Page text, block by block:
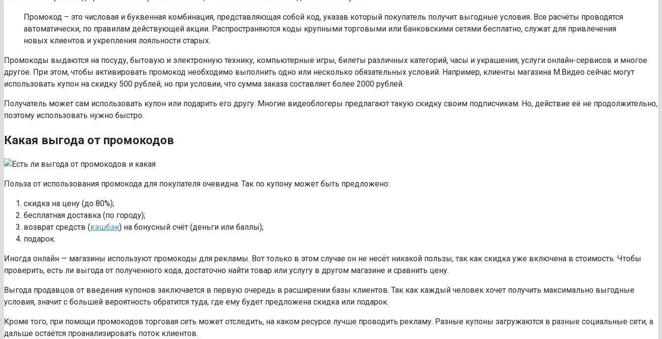
Промокод – это числовая и буквенная комбинация, представляющая собой код, указав который покупатель получит выгодные условия. Все расчёты проводятся
автоматически, по правилам действующей акции. Распространяются коды крупными торговыми или банковскими сетями бесплатно, служат для привлечения
новых клиентов и укрепления лояльности старых.
Промокоды выдаются на посуду, бытовую и электронную технику, компьютерные игры, билеты различных категорий, часы и украшения, услуги онлайн-сервисов и многое
другое. При этом, чтобы активировать промокод необходимо выполнить одно или несколько обязательных условий. Например, клиенты магазина М.Видео сейчас могут
использовать купон на скидку 500 рублей, но при условии, что сумма заказа составляет более 2000 рублей.
Получатель может сам использовать купон или подарить его другу. Многие видеоблогеры предлагают такую скидку своим подписчикам. Но, действие её не продолжительно,
поэтому использовать нужно быстро.
Какая выгода от промокодов
Польза от использования промокода для покупателя очевидна. Так по купону может быть предложено:
скидка на цену (до 80%);
бесплатная доставка (по городу);
возврат средств (кэшбэк) на бонусный счёт (деньги или баллы);
подарок.
Иногда онлайн — магазины используют промокоды для рекламы. Вот только в этом случае он не несёт никакой пользы, так как скидка уже включена в стоимость. Чтобы
проверить, есть ли выгода от полученного кода, достаточно найти товар или услугу в другом магазине и сравнить цену.
Выгода продавцов от введения купонов заключается в первую очередь в расширении базы клиентов. Так как каждый человек хочет получить максимально выгодные
условия, значит с большей вероятность обратится туда, где ему будет предложена скидка или подарок.
Кроме того, при помощи промокодов торговая сеть может отследить, на каком ресурсе лучше проводить рекламу. Разные купоны загружаются в разные социальные сети, а
дальше остаётся проанализировать поток клиентов.